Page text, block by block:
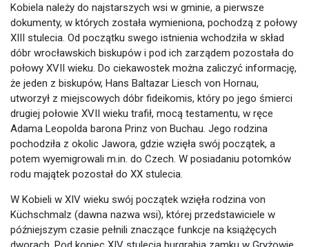
Kobiela należy do najstarszych wsi w gminie, a pierwsze
dokumenty, w których została wymieniona, pochodzą z połowy
XIII stulecia. Od początku swego istnienia wchodziła w skład
dóbr wrocławskich biskupów i pod ich zarządem pozostała do
połowy XVII wieku. Do ciekawostek można zaliczyć informację,
że jeden z biskupów, Hans Baltazar Liesch von Hornau,
utworzył z miejscowych dóbr fideikomis, który po jego śmierci
drugiej połowie XVII wieku trafił, mocą testamentu, w ręce
Adama Leopolda barona Prinz von Buchau. Jego rodzina
pochodziła z okolic Jawora, gdzie wzięła swój początek, a
potem wyemigrowali m.in. do Czech. W posiadaniu potomków
rodu majątek pozostał do XX stulecia.
W Kobieli w XIV wieku swój początek wzięła rodzina von
Küchschmalz (dawna nazwa wsi), której przedstawiciele w
późniejszym czasie pełnili znaczące funkcje na książęcych